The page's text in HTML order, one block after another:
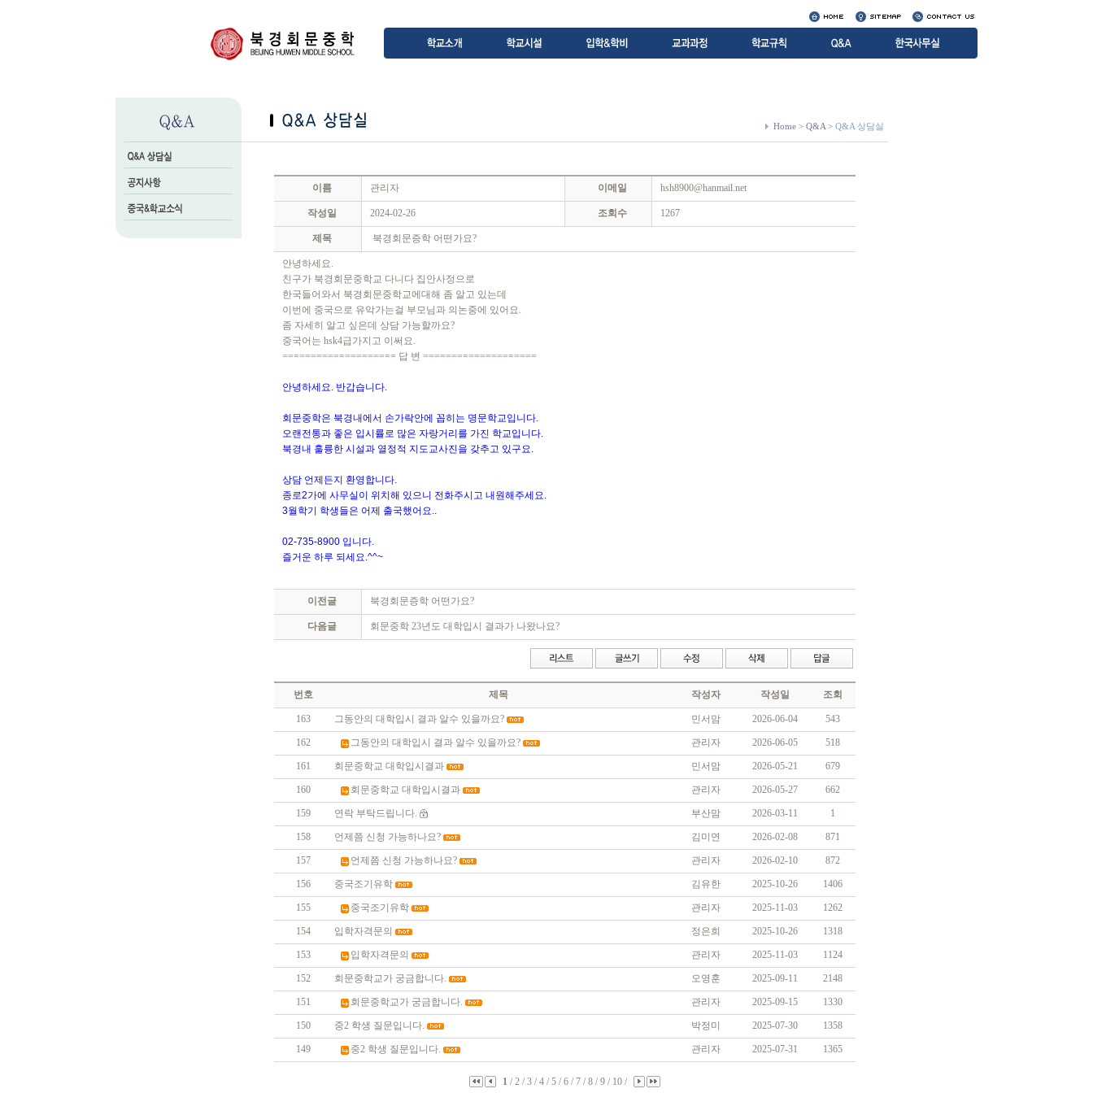
Home > Q&A > Q&A 상담실
이름 관리자 이메일 hsh8900@hanmail.net
작성일 2024-02-26 조회수 1267
제목 북경회문증학 어떤가요?
안녕하세요.
친구가 북경회문중학교 다니다 집안사정으로
한국들어와서 북경회문중학교에대해 좀 알고 있는데
이번에 중국으로 유악가는걸 부모님과 의논중에 있어요.
좀 자세히 알고 싶은데 상담 가능할까요?
중국어는 hsk4급가지고 이써요.
==================== 답 변 ====================
안녕하세요. 반갑습니다.
회문중학은 북경내에서 손가락안에 꼽히는 명문학교입니다.
오랜전통과 좋은 입시률로 많은 자랑거리를 가진 학교입니다.
북경내 훌륭한 시설과 열정적 지도교사진을 갖추고 있구요.
상담 언제든지 환영합니다.
종로2가에 사무실이 위치해 있으니 전화주시고 내원해주세요.
3월학기 학생들은 어제 출국했어요..
02-735-8900 입니다.
즐거운 하루 되세요.^^~
이전글 북경회문증학 어떤가요?
다음글 회문중학 23년도 대학입시 결과가 나왔나요?
번호 제목 작성자 작성일 조회
163 그동안의 대학입시 결과 알수 있을까요? 민서맘 2026-06-04 543
162 그동안의 대학입시 결과 알수 있을까요? 관리자 2026-06-05 518
161 회문중학교 대학입시결과 민서맘 2026-05-21 679
160 회문중학교 대학입시결과 관리자 2026-05-27 662
159 연락 부탁드립니다. 부산맘 2026-03-11 1
158 언제쯤 신청 가능하나요? 김미연 2026-02-08 871
157 언제쯤 신청 가능하나요? 관리자 2026-02-10 872
156 중국조기유학 김유한 2025-10-26 1406
155 중국조기유학 관리자 2025-11-03 1262
154 입학자격문의 정은희 2025-10-26 1318
153 입학자격문의 관리자 2025-11-03 1124
152 회문중학교가 궁금합니다. 오영훈 2025-09-11 2148
151 회문중학교가 궁금합니다. 관리자 2025-09-15 1330
150 중2 학생 질문입니다. 박정미 2025-07-30 1358
149 중2 학생 질문입니다. 관리자 2025-07-31 1365
1 /2 /3 /4 /5 /6 /7 /8 /9 / 10 /